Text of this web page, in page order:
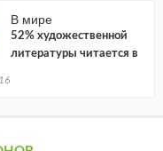
В мире
52% художественной
литературы читается в